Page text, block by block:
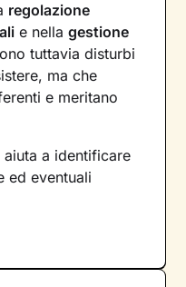
regolazione
e nellagestione
tuttavia disturbi
ma che
e meritano
a identificare
ed eventuali